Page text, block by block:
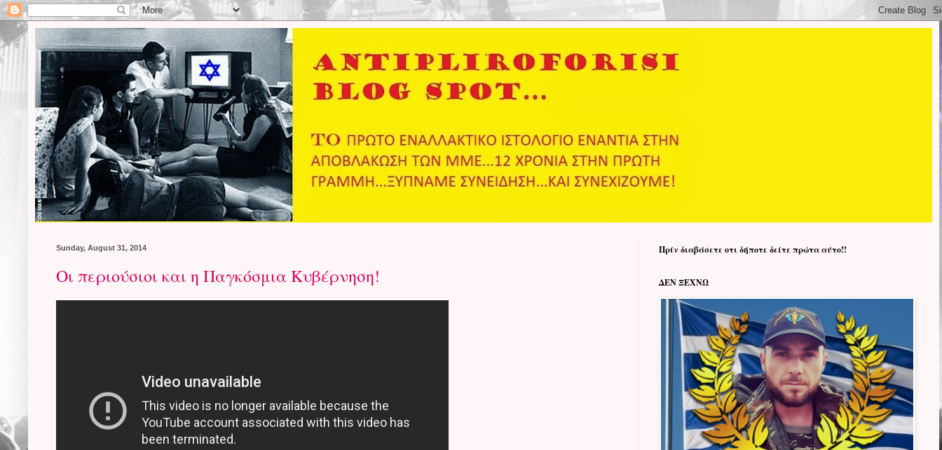
Sunday, August 31, 2014
Οι περιούσιοι και η Παγκόσμια Κυβέρνηση!
Πρίν διαβάσετε οτι δήποτε δείτε πρώτα αύτο!!
ΔΕΝ ΞΕΧΝΩ